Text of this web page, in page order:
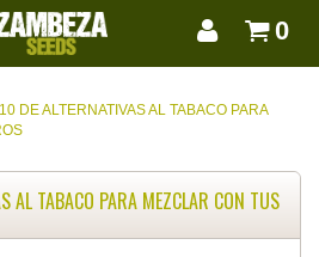
0
DE ALTERNATIVAS AL TABACO PARA
AL TABACO PARA MEZCLAR CON TUS